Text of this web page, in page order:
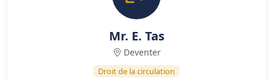
Mr. E. Tas
Deventer
Droit de la circulation